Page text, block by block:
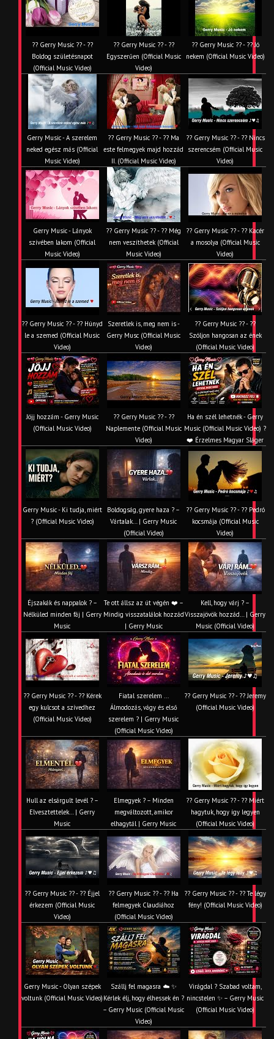
?? Gerry Music ?? - ??
Boldog születésnapot
(Official Music Video)
?? Gerry Music ?? - ??
Egyszerűen (Official Music
Video)
?? Gerry Music ?? - ?? Jó
nekem (Official Music Video)
Gerry Music - A szerelem
neked egész más (Official
Music Video)
?? Gerry Music ?? - ?? Ma
este felmegyek majd hozzád
II. (Official Music Video)
?? Gerry Music ?? - ?? Nincs
szerencsém (Official Music
Video)
Gerry Music - Lányok
szívében lakom (Official
Music Video)
?? Gerry Music ?? - ?? Még
nem veszíthetek (Official
Music Video)
?? Gerry Music ?? - ?? Kacér
a mosolya (Official Music
Video)
?? Gerry Music ?? - ?? Húnyd
le a szemed (Official Music
Video)
Szeretlek is, meg nem is -
Gerry Musc (Official Music
Video)
?? Gerry Music ?? - ??
Szóljon hangosan az ének
(Official Music Video)
Jöjj hozzám - Gerry Music
(Official Music Video)
?? Gerry Music ?? - ??
Naplemente (Official Music
Video)
Ha én szél lehetnék - Gerry
Music (Official Music Video) ?️
❤️ Érzelmes Magyar Sláger
Gerry Music - Ki tudja, miért
? (Official Music Video)
Boldogság, gyere haza ? –
Vártalak… | Gerry Music
(Official Video)
?? Gerry Music ?? - ?? Pedró
kocsmája (Official Music
Video)
Éjszakák és nappalok ? –
Nélküled minden fáj | Gerry
Music
Te ott állsz az út végén ❤️ –
Mindig visszatalálok hozzád
| Gerry Music
Kell, hogy várj ? –
Visszajövök hozzád… | Gerry
Music (Official Video)
?? Gerry Music ?? - ?? Kérek
egy kulcsot a szívedhez
(Official Music Video)
Fiatal szerelem ...
Álmodozás, vágy és első
szerelem ? | Gerry Music
(Official Music Video)
?? Gerry Music ?? - ?? Jeremy
(Official Music Video)
Hull az elsárgult levél ? –
Elvesztettelek… | Gerry
Music
Elmegyek ? – Minden
megváltozott, amikor
elhagytál | Gerry Music
?? Gerry Music ?? - ?? Miért
hagytuk, hogy így legyen
(Official Music Video)
?? Gerry Music ?? - ?? Éjjel
érkezem (Official Music
Video)
?? Gerry Music ?? - ?? Ha
felmegyek Claudiához
(Official Music Video)
?? Gerry Music ?? - ?? Te légy
fény! (Official Music Video)
Gerry Music - Olyan szépek
voltunk (Official Music Video)
Szállj fel magasra ☁️ ✨
Kérlek élj, hogy élhessek én ?
– Gerry Music (Official Music
Video)
Virágdal ? Szabad voltam,
nincstelen ✨ – Gerry Music
(Official Music Video)